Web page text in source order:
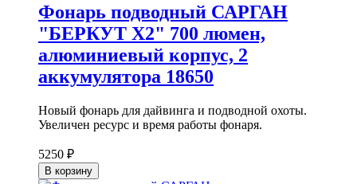
Фонарь подводный САРГАН
"БЕРКУТ Х2" 700 люмен,
алюминиевый корпус, 2
аккумулятора 18650
Новый фонарь для дайвинга и подводной охоты.
Увеличен ресурс и время работы фонаря.
5250 ₽
В корзину